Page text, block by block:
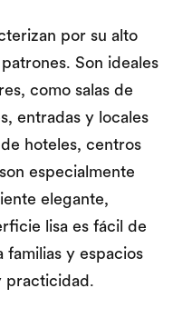
por su alto
Son ideales
como salas de
entradas y locales
hoteles, centros
especialmente
elegante,
lisa es fácil de
familias y espacios
practicidad.